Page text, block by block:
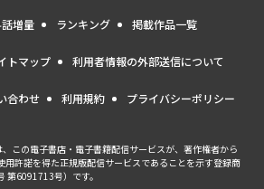
増量 ランキング 掲載作品一覧
トマップ 利用者情報の外部送信について
合わせ 利用規約 プライバシーポリシー
、この電子書店・電子書籍配信サービスが、著作権者から
用許諾を得た正規版配信サービスであることを示す登録商
第6091713号）です。